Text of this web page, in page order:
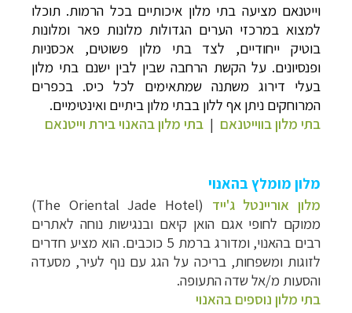
וייטנאם מציעה בתי מלון איכותיים בכל הרמות. תוכלו
למצוא במרכזי הערים הגדולות מלונות פאר ומלונות
בוטיק ייחודיים, לצד בתי מלון פשוטים, אכסניות
ופנסיונים. על הקשת הרחבה שבין לבין ישנם בתי מלון
בעלי דירוג משתנה שמתאימים לכל כיס. בכפרים
המרוחקים ניתן אף ללון בבתי מלון ביתיים ואינטימיים.
בתי מלון בווייטנאם | בתי מלון בהאנוי בירת וייטנאם
מלון מומלץ בהאנוי
מלון אוריינטל ג'ייד
(The Oriental Jade Hotel)
ממוקם לחופי אגם הואן קיאם ובנגישות נוחה לאתרים
רבים בהאנוי, ומדורג ברמת 5 כוכבים. הוא מציע חדרים
לזוגות ומשפחות, בריכה על הגג עם נוף לעיר, מסעדה
והסעות מ/אל שדה התעופה.
בתי מלון נוספים בהאנוי